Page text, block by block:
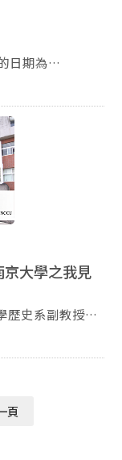
束。
期為
活動中心的營
動、RPG闖關遊
許多小隊時間，
得的學習經驗、
給大一的新生，
盡快的跟上大學
午，於歷史系
彭明輝教授、廖
向，以及應秉持
的勉勵之後，就
的新人加入，各
容，為系上爭
致維等幹部也
在認識季陶樓的
約有115人，十
大雨讓同學們都
大學之我見
歷史系副教授）
系的學術交流
學、中央大學等
南大是中國大
頁